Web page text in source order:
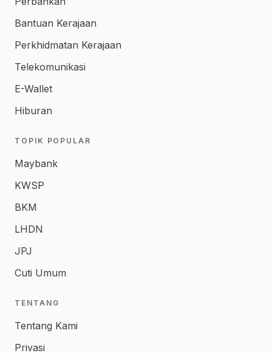
Bantuan Kerajaan
Perkhidmatan Kerajaan
Telekomunikasi
E-Wallet
Hiburan
TOPIK POPULAR
Maybank
KWSP
BKM
LHDN
JPJ
Cuti Umum
TENTANG
Tentang Kami
Privasi